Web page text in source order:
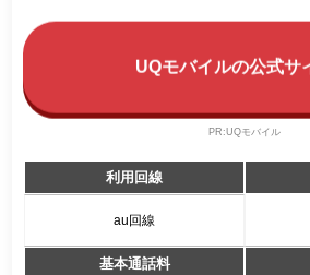
UQモバイルの公式サ
PR:UQモバイル
利用回線
au回線
基本通話料